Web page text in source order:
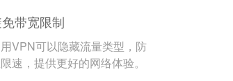
带宽限制
VPN可以隐藏流量类型，防
速，提供更好的网络体验。